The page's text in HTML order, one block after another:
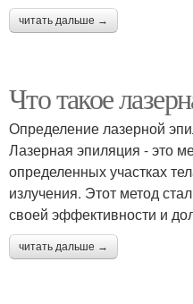
читать дальше →
Что такое
Определение лазерной
Лазерная эпиляция - это
определенных участках
излучения. Этот метод
своей эффективности и
читать дальше →